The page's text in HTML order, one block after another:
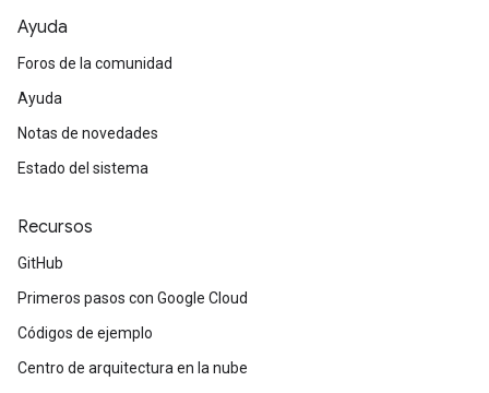
Ayuda
Foros de la comunidad
Ayuda
Notas de novedades
Estado del sistema
Recursos
GitHub
Primeros pasos con Google Cloud
Códigos de ejemplo
Centro de arquitectura en la nube